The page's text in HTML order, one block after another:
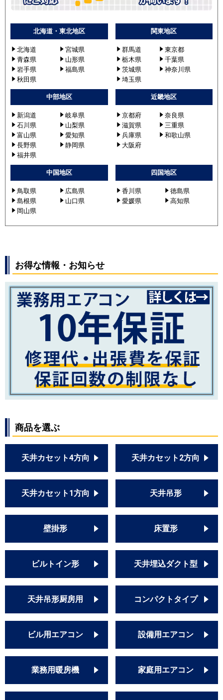
北海道・東北地区
北海道
宮城県
青森県
山形県
岩手県
福島県
秋田県
関東地区
群馬道
東京都
栃木県
千葉県
茨城県
神奈川県
埼玉県
中部地区
新潟道
岐阜県
石川県
山梨県
富山県
愛知県
長野県
静岡県
福井県
近畿地区
京都府
奈良県
滋賀県
三重県
兵庫県
和歌山県
大阪府
中国地区
鳥取県
広島県
島根県
山口県
岡山県
四国地区
香川県
徳島県
愛媛県
高知県
お得な情報・お知らせ
商品を選ぶ
天井カセット4方向 天井カセット2方向
天井カセット1方向 天井吊形
壁掛形 床置形
ビルトイン形 天井埋込ダクト型
天井吊形厨房用 コンパクトタイプ
ビル用エアコン 設備用エアコン
業務用暖房機 家庭用エアコン